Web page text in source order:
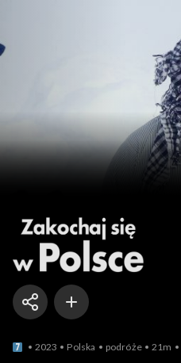
2023 Polska podróże 21m